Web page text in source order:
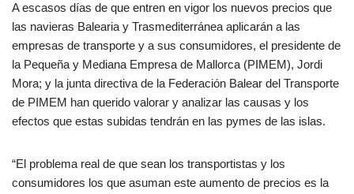
A escasos días de que entren en vigor los nuevos precios que
las navieras Balearia y Trasmediterránea aplicarán a las
empresas de transporte y a sus consumidores, el presidente de
la Pequeña y Mediana Empresa de Mallorca (PIMEM), Jordi
Mora; y la junta directiva de la Federación Balear del Transporte
de PIMEM han querido valorar y analizar las causas y los
efectos que estas subidas tendrán en las pymes de las islas.
“El problema real de que sean los transportistas y los
consumidores los que asuman este aumento de precios es la